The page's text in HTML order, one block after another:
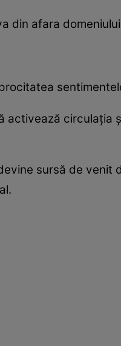
din afara
activează circulația
sursă de